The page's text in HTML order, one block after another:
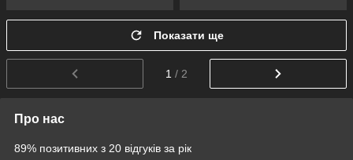
Показати ще
1 / 2
Про нас
89% позитивних з 20 відгуків за рік